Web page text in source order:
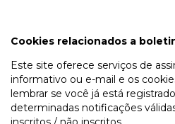
Cookies relacionados a
Este site oferece serviços de
informativo ou e-mail e os
lembrar se você já está
determinadas notificações